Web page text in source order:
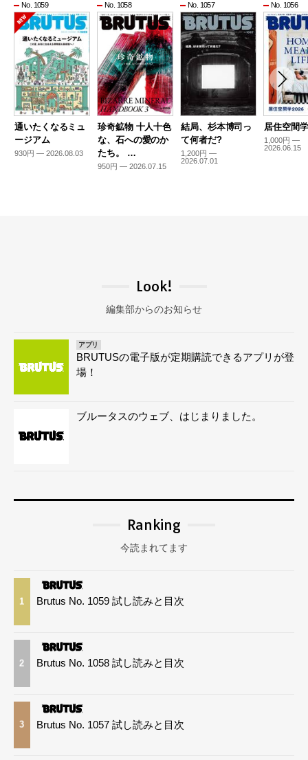
No. 1059
通いたくなるミュ
ージアム
930円 — 2026.08.03
No. 1058
珍奇鉱物 十人十色
な、石への愛のか
たち。 …
950円 — 2026.07.15
No. 1057
結局、杉本博司っ
て何者だ?
1,200円 —
2026.07.01
No. 1056
居住空間
1,000円 —
2026.06.15
Look!
編集部からのお知らせ
アプリ
BRUTUSの電子版が定期購読できるアプリが登
場！
ブルータスのウェブ、はじまりました。
Ranking
今読まれてます
1 Brutus No. 1059 試し読みと目次
2 Brutus No. 1058 試し読みと目次
3 Brutus No. 1057 試し読みと目次